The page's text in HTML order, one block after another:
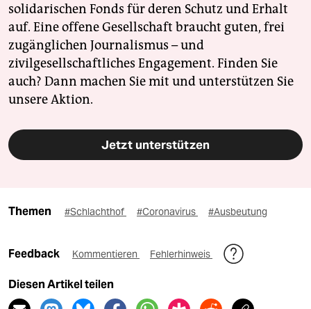
solidarischen Fonds für deren Schutz und Erhalt
auf. Eine offene Gesellschaft braucht guten, frei
zugänglichen Journalismus – und
zivilgesellschaftliches Engagement. Finden Sie
auch? Dann machen Sie mit und unterstützen Sie
unsere Aktion.
Jetzt unterstützen
Themen #Schlachthof #Coronavirus #Ausbeutung
Feedback Kommentieren Fehlerhinweis
Diesen Artikel teilen